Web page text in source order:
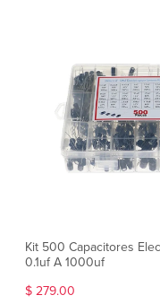
Kit 500 Capacitores
0.1uf A 1000uf
$ 279.00